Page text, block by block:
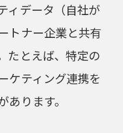
ィデータ（自社が
トナー企業と共有
たとえば、特定の
ケティング連携を
ります。